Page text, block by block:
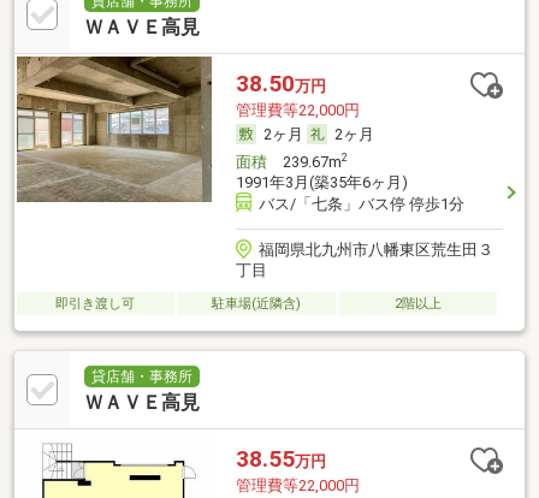
ＷＡＶＥ高見
38.50万円
管理費等22,000円
2ヶ月
2ヶ月
面積239.67m2
1991年3月(築35年6ヶ月)
バス/「七条」バス停 停歩1分
福岡県北九州市八幡東区荒生田３
丁目
即引き渡し可 駐車場(近隣含) 2階以上
貸店舗・事務所
ＷＡＶＥ高見
38.55万円
管理費等22,000円